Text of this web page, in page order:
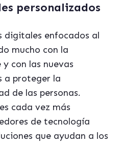
personalizados
digitales enfocados al
mucho con la
con las nuevas
a proteger la
de las personas.
cada vez más
de tecnología
que ayudan a los